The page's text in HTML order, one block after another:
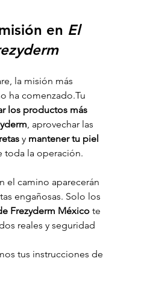
en El
la misión más
ha comenzado.Tu
los productos más
, aprovechar las
y mantener tu piel
toda la operación.
el camino aparecerán
engañosas. Solo los
Frezyderm México te
reales y seguridad
tus instrucciones de